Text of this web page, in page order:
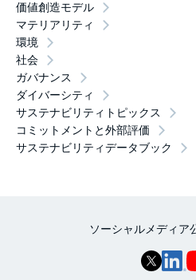
価値創造モデル
マテリアリティ
環境
社会
ガバナンス
ダイバーシティ
サステナビリティトピックス
コミットメントと外部評価
サステナビリティデータブック
ソーシャルメディア